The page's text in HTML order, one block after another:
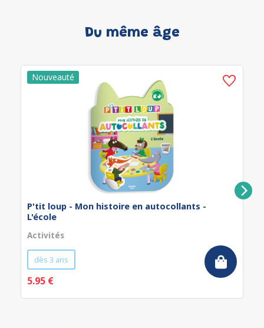
Du même âge
P'tit loup - Mon histoire en autocollants -
L'école
Activités
dès 3 ans
5.95 €